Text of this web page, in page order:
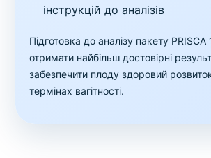
інструкцій до аналізів
Підготовка до аналізу пакету PRISCA
отримати найбільш достовірні
забезпечити плоду здоровий
термінах вагітності.